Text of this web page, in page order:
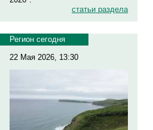
статьи раздела
Регион сегодня
22 Мая 2026, 13:30